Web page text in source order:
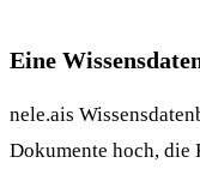
Eine
nele.ais
Dokumente hoch,